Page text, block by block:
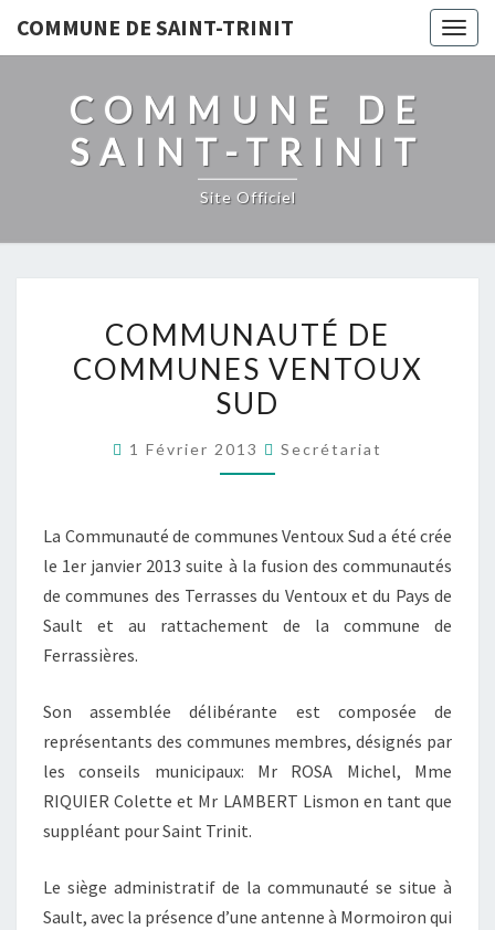
COMMUNE DE SAINT-TRINIT
COMMUNE DE
SAINT-TRINIT
Site Officiel
DE
COMMUNES
VENTOUX
COMMUNAUTÉ DE
COMMUNES VENTOUX
SUD
1 Février 2013 Secrétariat
La Communauté de communes Ventoux Sud a été crée
le 1er janvier 2013 suite à la fusion des communautés
de communes des Terrasses du Ventoux et du Pays de
Sault et au rattachement de la commune de
Ferrassières.
Son assemblée délibérante est composée de
représentants des communes membres, désignés par
les conseils municipaux: Mr ROSA Michel, Mme
RIQUIER Colette et Mr LAMBERT Lismon en tant que
suppléant pour Saint Trinit.
Le siège administratif de la communauté se situe à
Sault, avec la présence d’une antenne à Mormoiron qui